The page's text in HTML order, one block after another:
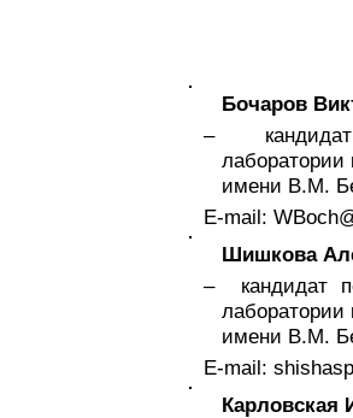
Бочаров
– кандидат
лаборатории
имени В.М.
E-mail:
Шишкова
– кандидат
лаборатории
имени В.М.
E-mail:
Карловская